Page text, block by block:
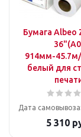
Бумага Albeo
914мм-
белый для
Дата самовывоза:
5 310